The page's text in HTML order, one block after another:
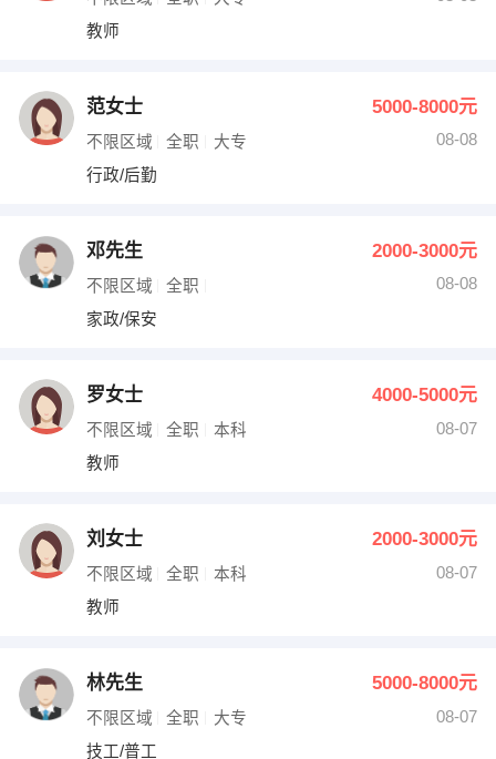
教师
范女士 5000-8000元
不限区域 全职 大专
08-08
行政/后勤
邓先生 2000-3000元
不限区域 全职
08-08
家政/保安
罗女士 4000-5000元
不限区域 全职 本科
08-07
教师
刘女士 2000-3000元
不限区域 全职 本科
08-07
教师
林先生 5000-8000元
不限区域 全职 大专
08-07
技工/普工